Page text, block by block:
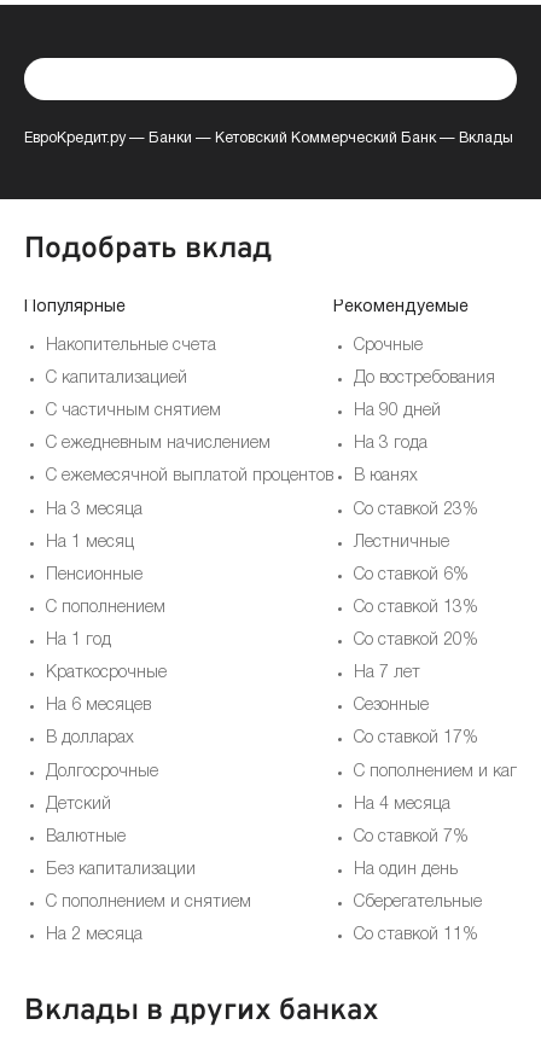
ЕвроКредит.ру— Банки — Кетовский Коммерческий Банк — Вклады
Подобрать вклад
Популярные
Накопительные счета
С капитализацией
С частичным снятием
С ежедневным начислением
С ежемесячной выплатой процентов
На 3 месяца
На 1 месяц
Пенсионные
С пополнением
На 1 год
Краткосрочные
На 6 месяцев
В долларах
Долгосрочные
Детский
Валютные
Без капитализации
С пополнением и снятием
На 2 месяца
Рекомендуемые
Срочные
До востребования
На 90 дней
На 3 года
В юанях
Со ставкой 23%
Лестничные
Со ставкой 6%
Со ставкой 13%
Со ставкой 20%
На 7 лет
Cезонные
Со ставкой 17%
С пополнением и
На 4 месяца
Со ставкой 7%
На один день
Сберегательные
Со ставкой 11%
Вклады в других банках